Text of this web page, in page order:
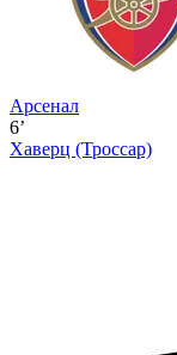
Арсенал
6’
Хаверц (Троссар)